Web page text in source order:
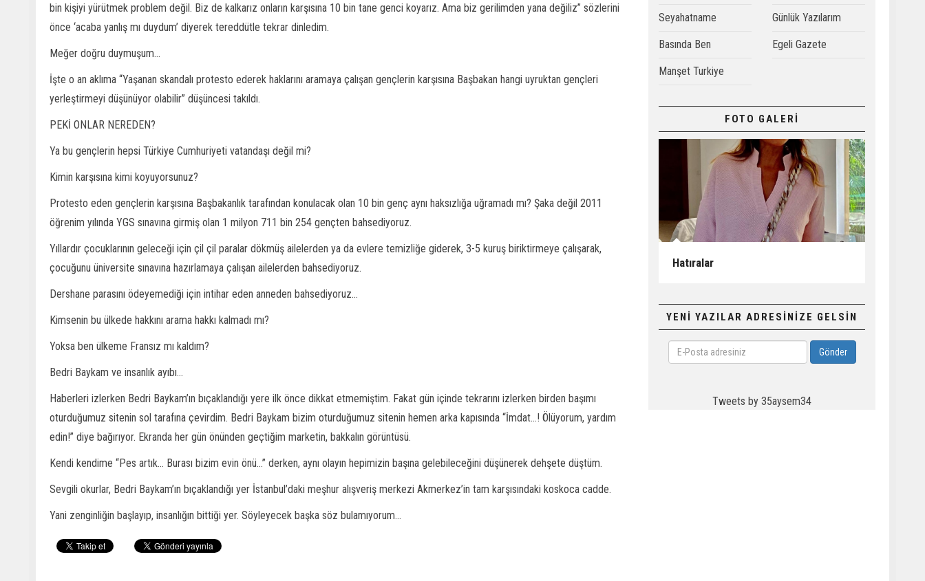
bin kişiyi yürütmek problem değil. Biz de kalkarız onların karşısına 10 bin tane genci koyarız. Ama biz gerilimden yana değiliz” sözlerini
önce ‘acaba yanlış mı duydum’ diyerek tereddütle tekrar dinledim.
Meğer doğru duymuşum...
İşte o an aklıma “Yaşanan skandalı protesto ederek haklarını aramaya çalışan gençlerin karşısına Başbakan hangi uyruktan gençleri
yerleştirmeyi düşünüyor olabilir” düşüncesi takıldı.
PEKİ ONLAR NEREDEN?
Ya bu gençlerin hepsi Türkiye Cumhuriyeti vatandaşı değil mi?
Kimin karşısına kimi koyuyorsunuz?
Protesto eden gençlerin karşısına Başbakanlık tarafından konulacak olan 10 bin genç aynı haksızlığa uğramadı mı? Şaka değil 2011
öğrenim yılında YGS sınavına girmiş olan 1 milyon 711 bin 254 gençten bahsediyoruz.
Yıllardır çocuklarının geleceği için çil çil paralar dökmüş ailelerden ya da evlere temizliğe giderek, 3-5 kuruş biriktirmeye çalışarak,
çocuğunu üniversite sınavına hazırlamaya çalışan ailelerden bahsediyoruz.
Dershane parasını ödeyemediği için intihar eden anneden bahsediyoruz...
Kimsenin bu ülkede hakkını arama hakkı kalmadı mı?
Yoksa ben ülkeme Fransız mı kaldım?
Bedri Baykam ve insanlık ayıbı...
Haberleri izlerken Bedri Baykam’ın bıçaklandığı yere ilk önce dikkat etmemiştim. Fakat gün içinde tekrarını izlerken birden başımı
oturduğumuz sitenin sol tarafına çevirdim. Bedri Baykam bizim oturduğumuz sitenin hemen arka kapısında “İmdat...! Ölüyorum, yardım
edin!” diye bağırıyor. Ekranda her gün önünden geçtiğim marketin, bakkalın görüntüsü.
Kendi kendime “Pes artık... Burası bizim evin önü...” derken, aynı olayın hepimizin başına gelebileceğini düşünerek dehşete düştüm.
Sevgili okurlar, Bedri Baykam’ın bıçaklandığı yer İstanbul’daki meşhur alışveriş merkezi Akmerkez’in tam karşısındaki koskoca cadde.
Yani zenginliğin başlayıp, insanlığın bittiği yer. Söyleyecek başka söz bulamıyorum...
Seyahatname Günlük Yazılarım
Basında Ben Egeli Gazete
Manşet Turkiye
FOTO GALERİ
Hatıralar
YENİ YAZILAR ADRESİNİZE GELSİN
E-
Posta
Gönder
Tweets by 35aysem34